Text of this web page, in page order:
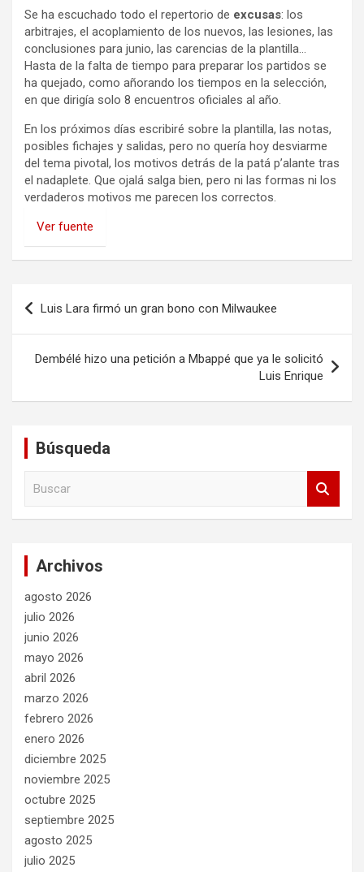
Se ha escuchado todo el repertorio de excusas: los
arbitrajes, el acoplamiento de los nuevos, las lesiones, las
conclusiones para junio, las carencias de la plantilla…
Hasta de la falta de tiempo para preparar los partidos se
ha quejado, como añorando los tiempos en la selección,
en que dirigía solo 8 encuentros oficiales al año.
En los próximos días escribiré sobre la plantilla, las notas,
posibles fichajes y salidas, pero no quería hoy desviarme
del tema pivotal, los motivos detrás de la patá p’alante tras
el nadaplete. Que ojalá salga bien, pero ni las formas ni los
verdaderos motivos me parecen los correctos.
Ver fuente
Navegación
de
entradas
Luis Lara firmó un gran bono con Milwaukee
Dembélé hizo una petición a Mbappé que ya le solicitó
Luis Enrique
Búsqueda
Archivos
agosto 2026
julio 2026
junio 2026
mayo 2026
abril 2026
marzo 2026
febrero 2026
enero 2026
diciembre 2025
noviembre 2025
octubre 2025
septiembre 2025
agosto 2025
julio 2025